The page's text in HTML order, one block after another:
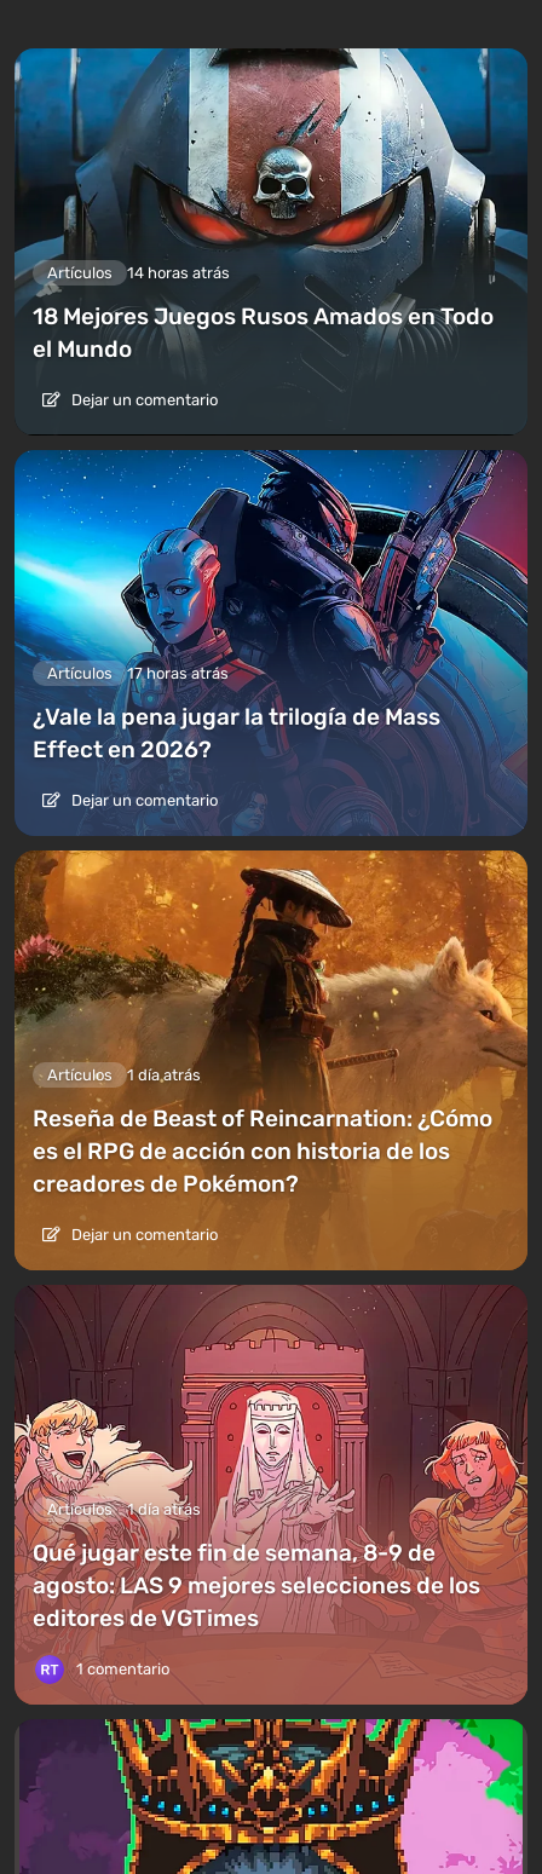
Artículos 14 horas atrás
18 Mejores Juegos Rusos Amados en Todo
el Mundo
Dejar un comentario
Artículos 17 horas atrás
¿Vale la pena jugar la trilogía de Mass
Effect en 2026?
Dejar un comentario
Artículos 1 día atrás
Reseña de Beast of Reincarnation: ¿Cómo
es el RPG de acción con historia de los
creadores de Pokémon?
Dejar un comentario
Artículos 1 día atrás
Qué jugar este fin de semana, 8-9 de
agosto: LAS 9 mejores selecciones de los
editores de VGTimes
1 comentario